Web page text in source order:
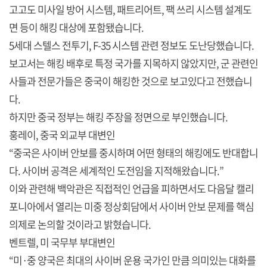
고고도 미사일 방어 시스템, 패트리어트, 팩 쓰리 시스템 설계도
면 등이 해킹 대상에 포함됐습니다.
5세대 스텔스 전투기, F-35 시스템 관련 정보도 도난당했습니다.
보고서는 해킹 배후로 특정 국가를 지목하지 않았지만, 군 관련인
사들과 전문가들은 중국이 해킹한 것으로 보고있다고 전했습니
다.
하지만 중국 정부는 해킹 주장을 정면으로 부인했습니다.
훙레이, 중국 외교부 대변인
“중국은 사이버 안보를 중시하며 어떤 형태의 해킹에도 반대합니
다. 사이버 공격은 세계적인 도전임을 지적해왔습니다.”
이와 관련해 백악관은 직접적인 언급을 피하면서도 다음달 캘리
포니아에서 열리는 미중 정상회담에서 사이버 안보 문제를 핵심
의제로 논의할 것이라고 밝혔습니다.
벤트렐, 미 국무부 부대변인
“미·중 양국은 최대의 사이버 운용 국가인 만큼 의미있는 대화를